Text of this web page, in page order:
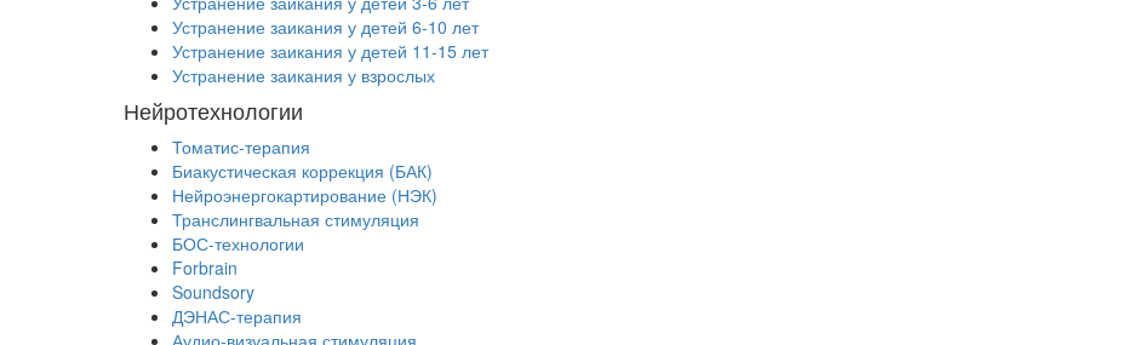
Устранение заикания у детей 6-10 лет
Устранение заикания у детей 11-15 лет
Устранение заикания у взрослых
Нейротехнологии
Томатис-терапия
Биакустическая коррекция (БАК)
Нейроэнергокартирование (НЭК)
Транслингвальная стимуляция
БОС-технологии
Forbrain
Soundsory
ДЭНАС-терапия